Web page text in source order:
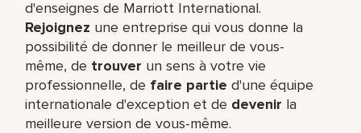
d'enseignes de Marriott International.
Rejoignez une entreprise qui vous donne la
possibilité de donner le meilleur de vous-
même,​ de trouver un sens à votre vie
professionnelle, de faire partie d'une équipe
internationale​ d'exception et de devenir la
meilleure version de vous-même.